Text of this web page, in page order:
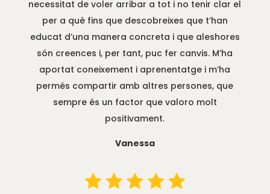
necessitat de voler arribar a tot i no tenir clar el
per a què fins que descobreixes que t’han
educat d’una manera concreta i que aleshores
són creences i, per tant, puc fer canvis. M’ha
aportat coneixement i aprenentatge i m’ha
permés compartir amb altres persones, que
sempre és un factor que valoro molt
positivament.
Vanessa